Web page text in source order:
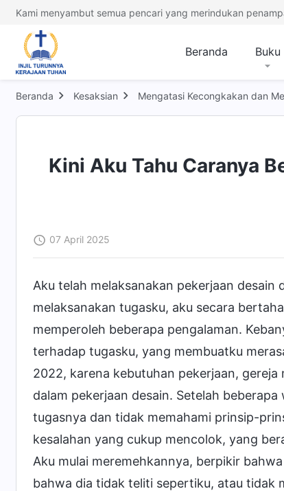
Kami menyambut semua pencari yang merindukan
Beranda Buku
Beranda Kesaksian Mengatasi Kecongkakan dan
Kini Aku Tahu Caranya
07 April 2025
Aku telah melaksanakan pekerjaan desain
melaksanakan tugasku, aku secara
memperoleh beberapa pengalaman.
terhadap tugasku, yang membuatku
2022, karena kebutuhan pekerjaan, gereja
dalam pekerjaan desain. Setelah
tugasnya dan tidak memahami prinsip-
kesalahan yang cukup mencolok, yang
Aku mulai meremehkannya, berpikir
bahwa dia tidak teliti sepertiku, atau tidak